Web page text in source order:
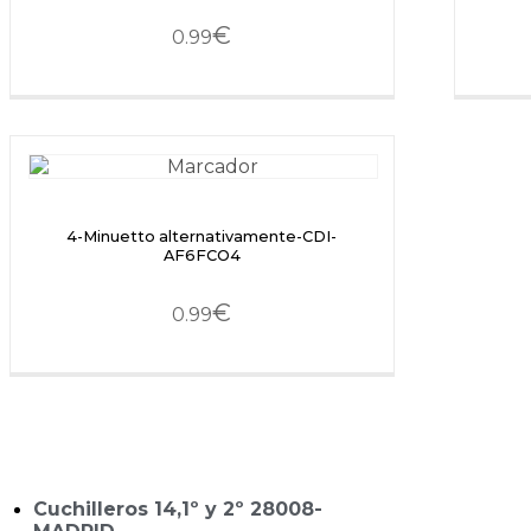
0.99€
4-Minuetto alternativamente-CDI-
AF6FCO4
0.99€
Cuchilleros 14,1º y 2º 28008-